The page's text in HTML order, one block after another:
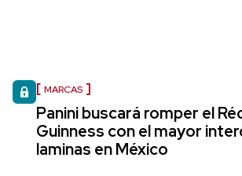
MARCAS
Panini buscará romper el
Guinness con el mayor
laminas en México